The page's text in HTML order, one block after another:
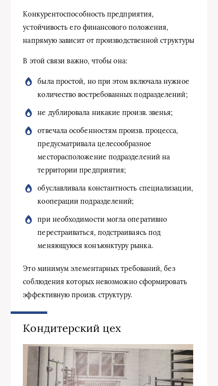
Конкурентоспособность предприятия,
устойчивость его финансового положения,
напрямую зависит от производственной структуры
В этой связи важно, чтобы она:
была простой, но при этом включала нужное
количество востребованных подразделений;
не дублировала никакие произв. звенья;
отвечала особенностям произв. процесса,
предусматривала целесообразное
месторасположение подразделений на
территории предприятия;
обуславливала константность специализации,
кооперации подразделений;
при необходимости могла оперативно
перестраиваться, подстраиваясь под
меняющуюся конъюнктуру рынка.
Это минимум элементарных требований, без
соблюдения которых невозможно сформировать
эффективную произв. структуру.
Кондитерский цех